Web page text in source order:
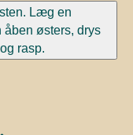
Læg en
østers, drys
rasp.